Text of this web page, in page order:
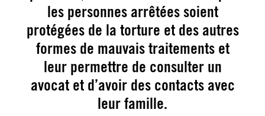
les personnes arrêtées soient
protégées de la torture et des autres
formes de mauvais traitements et
leur permettre de consulter un
avocat et d’avoir des contacts avec
leur famille.